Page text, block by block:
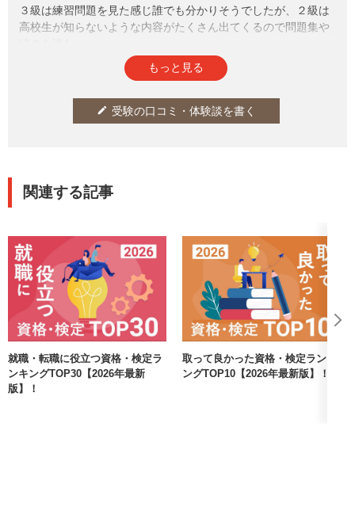
３級は練習問題を見た感じ誰でも分かりそうでしたが、２級は
高校生が知らないような内容がたくさん出てくるので問題集や
もっと見る
edit 受験の口コミ・体験談を書く
関連する記事
就職・転職に役立つ資格・検定ラ
ンキングTOP30【2026年最新
版】！
取って良かった資格・検定ランキ
ングTOP10【2026年最新版】！